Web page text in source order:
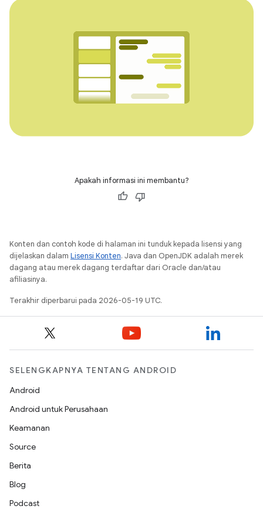
Apakah informasi ini membantu?
Konten dan contoh kode di halaman ini tunduk kepada lisensi yang
dijelaskan dalam Lisensi Konten. Java dan OpenJDK adalah merek
dagang atau merek dagang terdaftar dari Oracle dan/atau
afiliasinya.
Terakhir diperbarui pada 2026-05-19 UTC.
SELENGKAPNYA TENTANG ANDROID
Android
Android untuk Perusahaan
Keamanan
Source
Berita
Blog
Podcast